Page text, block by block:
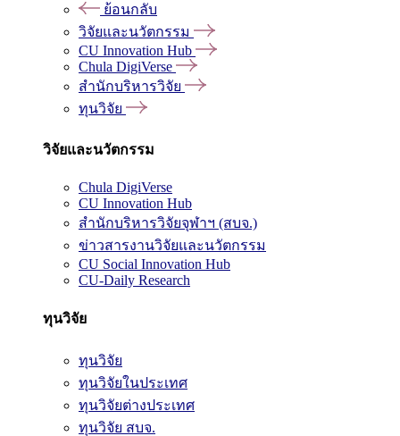
ย้อนกลับ
วิจัยและนวัตกรรม
CU Innovation Hub
Chula DigiVerse
สำนักบริหารวิจัย
ทุนวิจัย
วิจัยและนวัตกรรม
Chula DigiVerse
CU Innovation Hub
สำนักบริหารวิจัยจุฬาฯ (สบจ.)
ข่าวสารงานวิจัยและนวัตกรรม
CU Social Innovation Hub
CU-Daily Research
ทุนวิจัย
ทุนวิจัย
ทุนวิจัยในประเทศ
ทุนวิจัยต่างประเทศ
ทุนวิจัย สบจ.